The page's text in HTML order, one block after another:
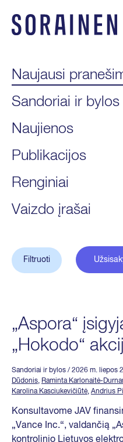
eiti
Naujausi
Sandoriai ir bylos
Naujienos
Publikacijos
Renginiai
Vaizdo įrašai
„Aspora“
„Hokodo“
Sandoriai ir bylos / 2026 m. liepos
Dūdonis, Raminta Karlonaitė-
Karolina Kasciukevičiūtė, Andrius
Konsultavome JAV
„Vance Inc.“, valdančią
kontrolinio Lietuvos
Filtruoti